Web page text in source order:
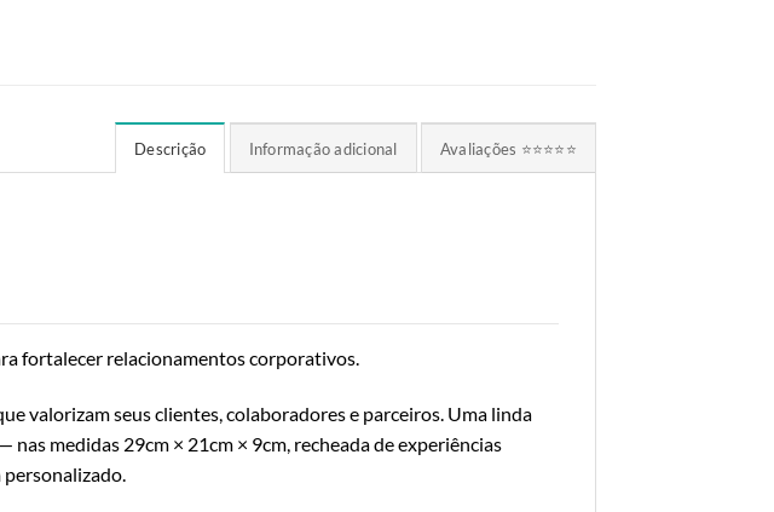
Descrição Informação adicional Avaliações ⭐⭐⭐⭐⭐
fortalecer relacionamentos corporativos.
valorizam seus clientes, colaboradores e parceiros. Uma linda
medidas 29cm × 21cm × 9cm, recheada de experiências
personalizado.